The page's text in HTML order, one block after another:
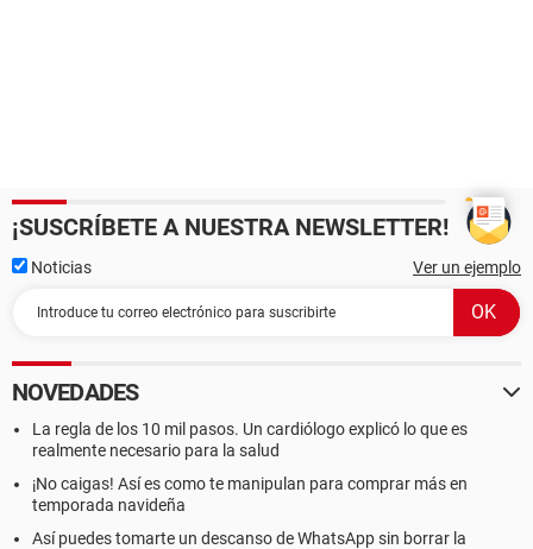
¡SUSCRÍBETE A NUESTRA NEWSLETTER!
Noticias Ver un ejemplo
NOVEDADES
La regla de los 10 mil pasos. Un cardiólogo explicó lo que es
realmente necesario para la salud
¡No caigas! Así es como te manipulan para comprar más en
temporada navideña
Así puedes tomarte un descanso de WhatsApp sin borrar la